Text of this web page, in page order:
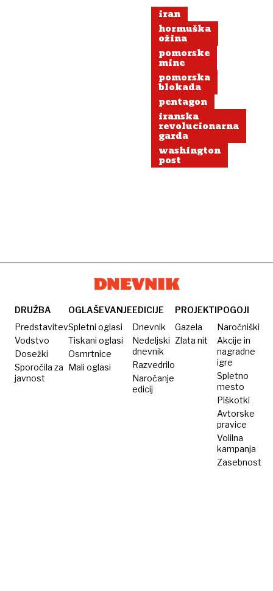
iran
hormuška
ožina
pomorske
mine
pomorska
blokada
pentagon
iranska
revolucionarna
garda
washington
post
DRUŽBA
Predstavitev
Vodstvo
Dosežki
Sporočila za
javnost
OGLAŠEVANJE
Spletni oglasi
Tiskani oglasi
Osmrtnice
Mali oglasi
EDICIJE
Dnevnik
Nedeljski
dnevnik
Razvedrilo
Naročanje
edicij
PROJEKTI
Gazela
Zlata nit
POGOJI
Naročniški
Akcije in
nagradne
igre
Spletno
mesto
Piškotki
Avtorske
pravice
Volilna
kampanja
Zasebnost